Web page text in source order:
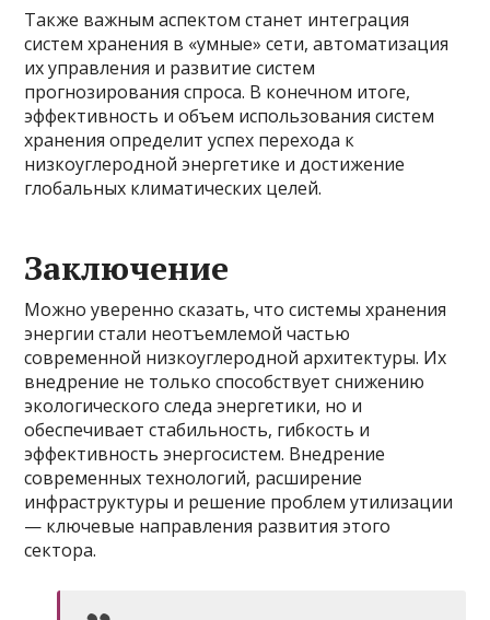
Также важным аспектом станет интеграция
систем хранения в «умные» сети, автоматизация
их управления и развитие систем
прогнозирования спроса. В конечном итоге,
эффективность и объем использования систем
хранения определит успех перехода к
низкоуглеродной энергетике и достижение
глобальных климатических целей.
Заключение
Можно уверенно сказать, что системы хранения
энергии стали неотъемлемой частью
современной низкоуглеродной архитектуры. Их
внедрение не только способствует снижению
экологического следа энергетики, но и
обеспечивает стабильность, гибкость и
эффективность энергосистем. Внедрение
современных технологий, расширение
инфраструктуры и решение проблем утилизации
— ключевые направления развития этого
сектора.